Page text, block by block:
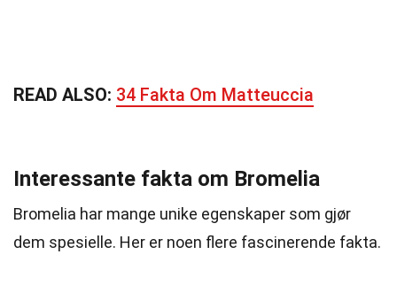
READ ALSO: 34 Fakta Om Matteuccia
Interessante fakta om Bromelia
Bromelia har mange unike egenskaper som gjør
dem spesielle. Her er noen flere fascinerende fakta.